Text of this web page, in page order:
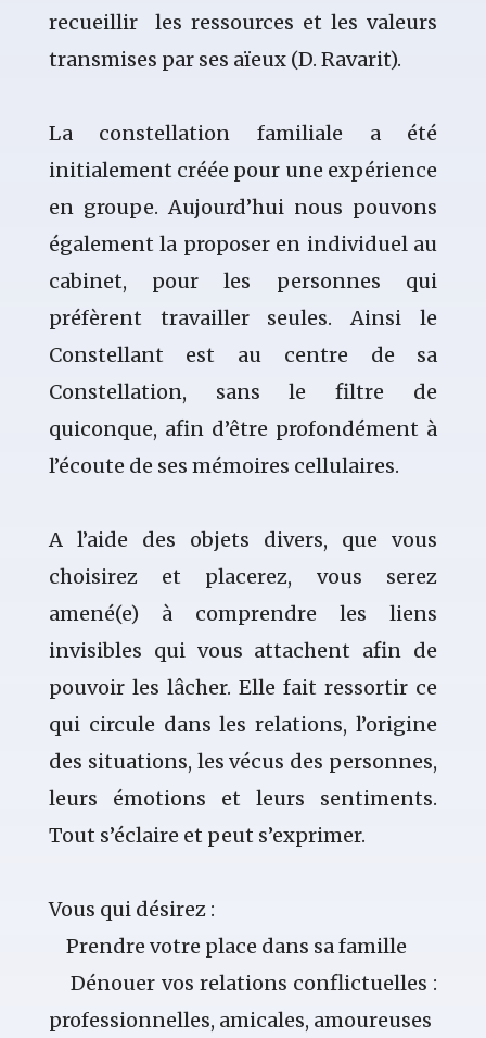
recueillir les ressources et les valeurs
transmises par ses aïeux (D. Ravarit).
La constellation familiale a été
initialement créée pour une expérience
en groupe. Aujourd’hui nous pouvons
également la proposer en individuel au
cabinet, pour les personnes qui
préfèrent travailler seules. Ainsi le
Constellant est au centre de sa
Constellation, sans le filtre de
quiconque, afin d’être profondément à
l’écoute de ses mémoires cellulaires.
A l’aide des objets divers, que vous
choisirez et placerez, vous serez
amené(e) à comprendre les liens
invisibles qui vous attachent afin de
pouvoir les lâcher. Elle fait ressortir ce
qui circule dans les relations, l’origine
des situations, les vécus des personnes,
leurs émotions et leurs sentiments.
Tout s’éclaire et peut s’exprimer.
Vous qui désirez :
Prendre votre place dans sa famille
Dénouer vos relations conflictuelles :
professionnelles, amicales, amoureuses